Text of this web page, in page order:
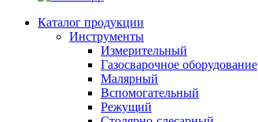
Каталог продукции
Инструменты
Измерительный
Газосварочное оборудование
Малярный
Вспомогательный
Режущий